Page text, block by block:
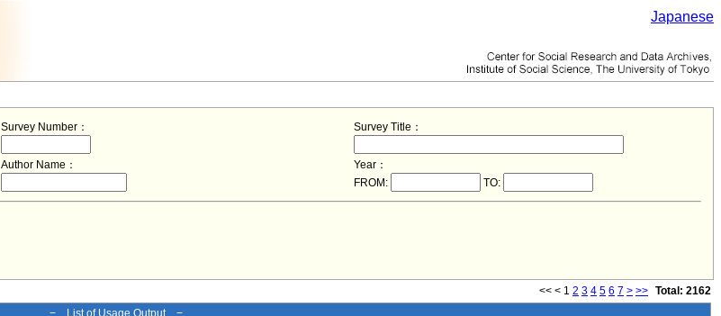
Japanese
Survey Number： Survey Title：
Author Name：
Year：
FROM:
TO:
<< < 1 2 3 4 5 6 7 > >> Total: 2162
− List of Usage Output −